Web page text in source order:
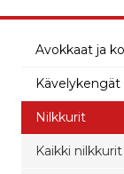
Avokkaat ja
Kävelykengät
Nilkkurit
Kaikki nilkkurit